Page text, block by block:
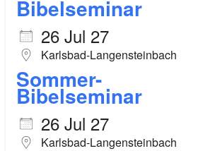
Bibelseminar
26 Jul 27
Karlsbad-Langensteinbach
Sommer-
Bibelseminar
26 Jul 27
Karlsbad-Langensteinbach